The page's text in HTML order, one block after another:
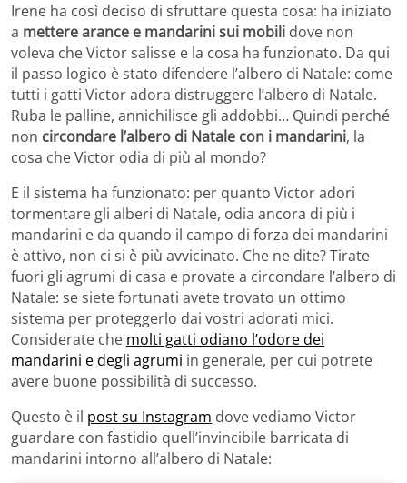
Irene ha così deciso di sfruttare questa cosa: ha iniziato
a mettere arance e mandarini sui mobili dove non
voleva che Victor salisse e la cosa ha funzionato. Da qui
il passo logico è stato difendere l’albero di Natale: come
tutti i gatti Victor adora distruggere l’albero di Natale.
Ruba le palline, annichilisce gli addobbi… Quindi perché
non circondare l’albero di Natale con i mandarini, la
cosa che Victor odia di più al mondo?
E il sistema ha funzionato: per quanto Victor adori
tormentare gli alberi di Natale, odia ancora di più i
mandarini e da quando il campo di forza dei mandarini
è attivo, non ci si è più avvicinato. Che ne dite? Tirate
fuori gli agrumi di casa e provate a circondare l’albero di
Natale: se siete fortunati avete trovato un ottimo
sistema per proteggerlo dai vostri adorati mici.
Considerate che molti gatti odiano l’odore dei
mandarini e degli agrumi in generale, per cui potrete
avere buone possibilità di successo.
Questo è il post su Instagram dove vediamo Victor
guardare con fastidio quell’invincibile barricata di
mandarini intorno all’albero di Natale: